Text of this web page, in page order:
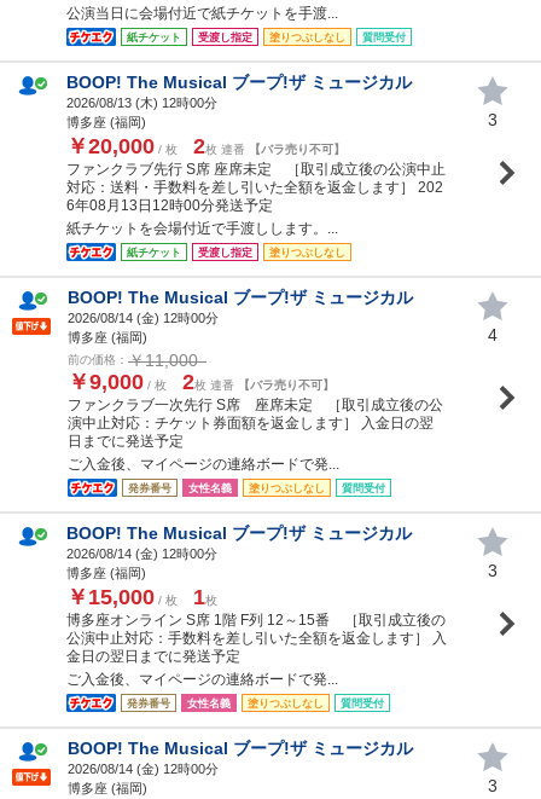
公演当日に会場付近で紙チケットを手渡...
紙チケット 受渡し指定 塗りつぶしなし 質問受付
BOOP! The Musical ブープ!ザ ミュージカル
2026/08/13 (木) 12時00分
博多座 (福岡)
￥20,000 / 枚 2枚 連番 【バラ売り不可】
ファンクラブ先行 S席 座席未定 ［取引成立後の公演中止
対応：送料・手数料を差し引いた全額を返金します］ 202
6年08月13日12時00分発送予定
紙チケットを会場付近で手渡しします。...
紙チケット 受渡し指定 塗りつぶしなし
3
BOOP! The Musical ブープ!ザ ミュージカル
2026/08/14 (金) 12時00分
博多座 (福岡)
前の価格： ￥11,000
￥9,000 / 枚 2枚 連番 【バラ売り不可】
ファンクラブ一次先行 S席 座席未定 ［取引成立後の公
演中止対応：チケット券面額を返金します］ 入金日の翌
日までに発送予定
ご入金後、マイページの連絡ボードで発...
発券番号 女性名義 塗りつぶしなし 質問受付
4
BOOP! The Musical ブープ!ザ ミュージカル
2026/08/14 (金) 12時00分
博多座 (福岡)
￥15,000 / 枚 1枚
博多座オンライン S席 1階 F列 12～15番 ［取引成立後の
公演中止対応：手数料を差し引いた全額を返金します］ 入
金日の翌日までに発送予定
ご入金後、マイページの連絡ボードで発...
発券番号 女性名義 塗りつぶしなし 質問受付
3
BOOP! The Musical ブープ!ザ ミュージカル
2026/08/14 (金) 12時00分
博多座 (福岡)
3